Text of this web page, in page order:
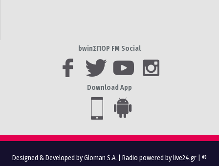
bwinΣΠΟΡ FM Social
Download App
Designed & Developed by Gloman S.A. Radio powered by live24.gr | ©